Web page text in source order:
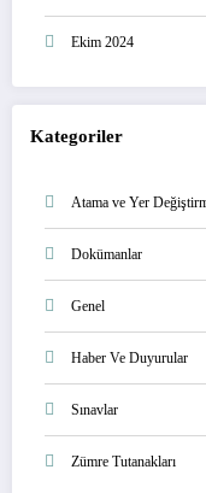
Ekim 2024
Kategoriler
Atama ve Yer
Dokümanlar
Genel
Haber Ve Duyurular
Sınavlar
Zümre Tutanakları